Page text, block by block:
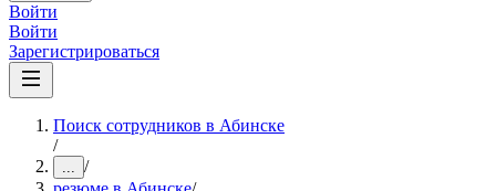
Войти
Войти
Зарегистрироваться
Поиск сотрудников в Абинске
/
... /